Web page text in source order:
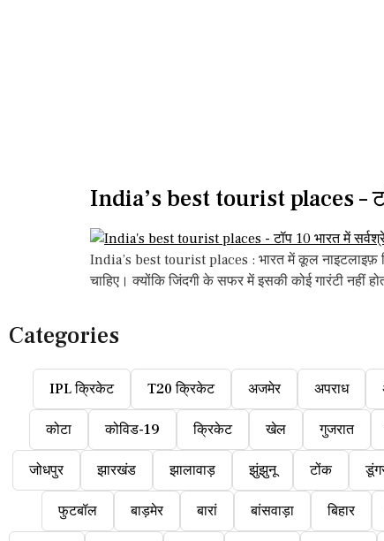
India’s best tourist places –
India’s best tourist places : भारत में कूल नाइटलाइफ़
चाहिए। क्योंकि जिंदगी के सफर में इसकी कोई गारंटी
Categories
IPL क्रिकेट T20 क्रिकेट अजमेर अपराध
कोटा कोविड-19 क्रिकेट खेल गुजरात
जोधपुर झारखंड झालावाड़ झुंझुनू टोंक
फुटबॉल बाड़मेर बारां बांसवाड़ा बिहार